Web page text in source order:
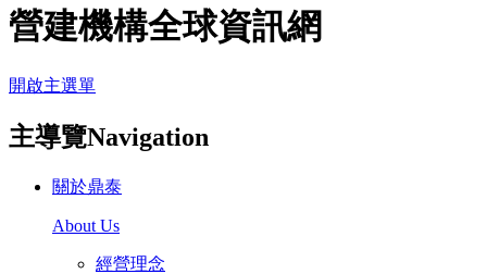
營建機構全球資訊網
開啟主選單
主導覽Navigation
關於鼎泰
About Us
經營理念